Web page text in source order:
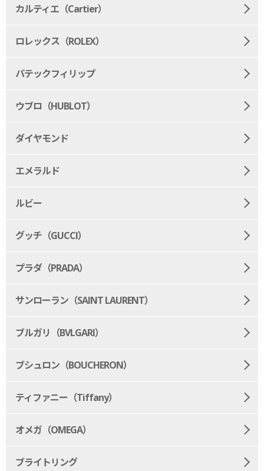
カルティエ（Cartier）
ロレックス（ROLEX）
パテックフィリップ
ウブロ（HUBLOT）
ダイヤモンド
エメラルド
ルビー
グッチ（GUCCI）
プラダ（PRADA）
サンローラン（SAINT LAURENT）
ブルガリ（BVLGARI）
ブシュロン（BOUCHERON）
ティファニー（Tiffany）
オメガ（OMEGA）
ブライトリング